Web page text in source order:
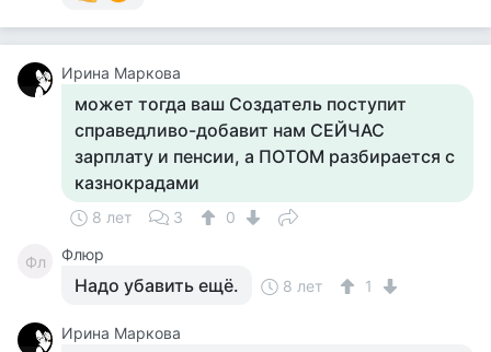
Ирина Маркова
может тогда ваш Создатель поступит
справедливо-добавит нам СЕЙЧАС
зарплату и пенсии, а ПОТОМ разбирается с
казнокрадами
8 лет 3 0
Фл Флюр
Надо убавить ещё. 8 лет 1
Ирина Маркова